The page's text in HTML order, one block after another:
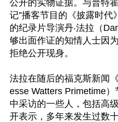
公开的实物证据。与普特
记”播客节目的《披露时代
的纪录片导演丹‧法拉（
够出面作证的知情人士因
拒绝公开现身。
法拉在随后的福克斯新闻
esse Watters Primetime）
中采访的一些人，包括高
开表示，多年来发生过数